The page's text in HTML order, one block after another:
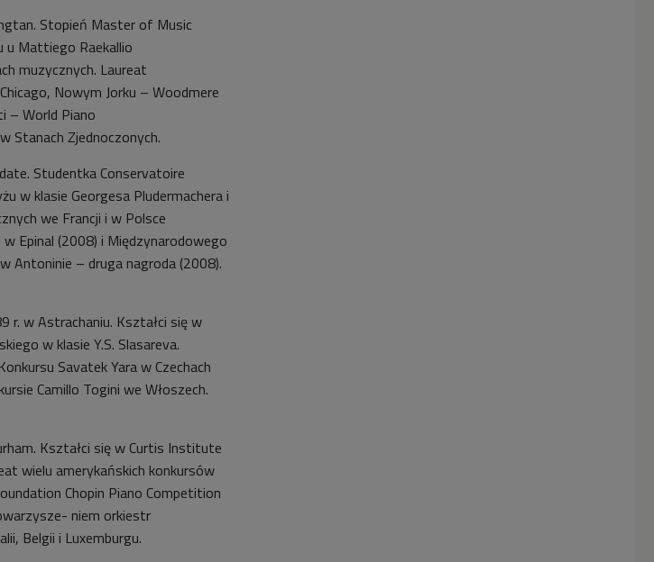
Stopień Master of Music
u Mattiego Raekallio
muzycznych. Laureat
Nowym Jorku – Woodmere
– World Piano
Stanach Zjednoczonych.
Studentka Conservatoire
w klasie Georgesa Pludermachera i
we Francji i w Polsce
Epinal (2008) i Międzynarodowego
Antoninie – druga nagroda (2008).
r. w Astrachaniu. Kształci się w
w klasie Y.S. Slasareva.
Savatek Yara w Czechach
Camillo Togini we Włoszech.
Kształci się w Curtis Institute
wielu amerykańskich konkursów
Chopin Piano Competition
niem orkiestr
Belgii i Luxemburgu.